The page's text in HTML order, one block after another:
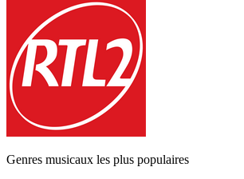
Genres musicaux les plus populaires